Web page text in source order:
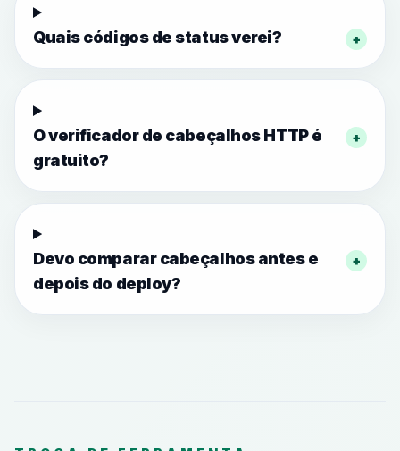
Quais códigos de status verei? +
O verificador de cabeçalhos HTTP é
gratuito?
+
Devo comparar cabeçalhos antes e
depois do deploy?
+